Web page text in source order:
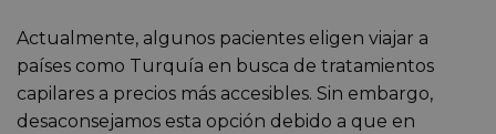
Actualmente, algunos pacientes eligen viajar a
países como Turquía en busca de tratamientos
capilares a precios más accesibles. Sin embargo,
desaconsejamos esta opción debido a que en